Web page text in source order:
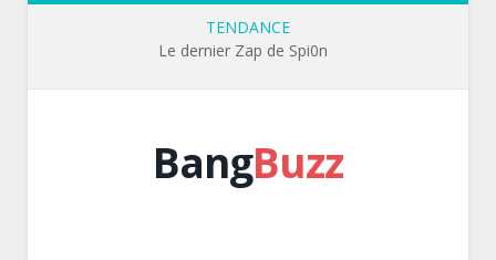
TENDANCE
Le dernier Zap de Spi0n
BangBuzz